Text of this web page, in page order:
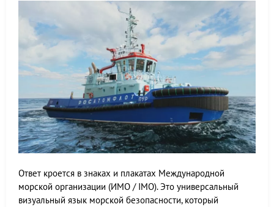
Ответ кроется в знаках и плакатах Международной
морской организации (ИМО / IMO). Это универсальный
визуальный язык морской безопасности, который